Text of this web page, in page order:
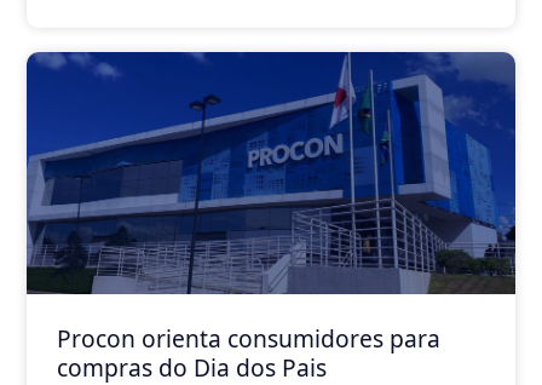
Procon orienta consumidores para
compras do Dia dos Pais